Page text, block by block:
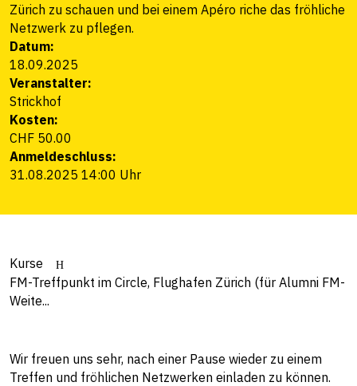
Zürich zu schauen und bei einem Apéro riche das fröhliche
Netzwerk zu pflegen.
Datum:
18.09.2025
Veranstalter:
Strickhof
Kosten:
CHF 50.00
Anmeldeschluss:
31.08.2025 14:00 Uhr
Kurse
FM-Treffpunkt im Circle, Flughafen Zürich (für Alumni FM-
Weite...
Wir freuen uns sehr, nach einer Pause wieder zu einem
Treffen und fröhlichen Netzwerken einladen zu können.